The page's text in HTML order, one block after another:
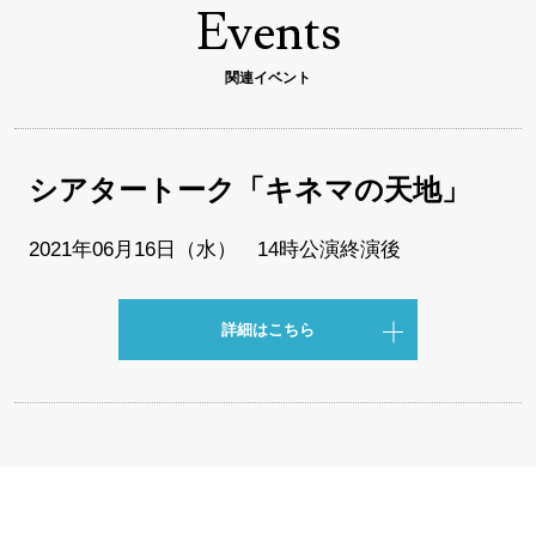
Events
関連イベント
シアタートーク「キネマの天地」
2021年06月16日（水） 14時公演終演後
詳細はこちら